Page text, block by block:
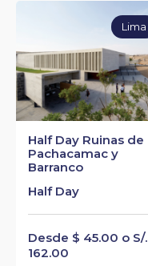
Half Day Ruinas de
Pachacamac y
Barranco
Half Day
Desde $ 45.00 o S/.
162.00
Lima